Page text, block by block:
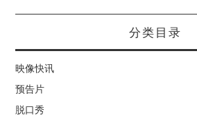
分类目录
映像快讯
预告片
脱口秀